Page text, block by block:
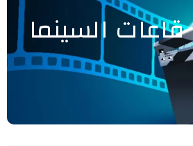
السينما